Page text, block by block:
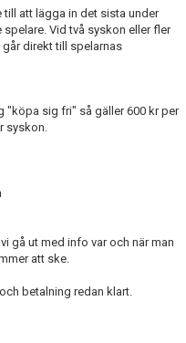
att lägga in det sista under
Vid två syskon eller fler
direkt till spelarnas
"köpa sig fri" så gäller 600 kr per
syskon.
gå ut med info var och när man
att ske.
betalning redan klart.